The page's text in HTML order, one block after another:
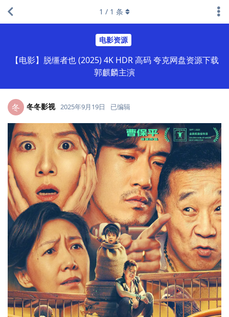
电影资源
【电影】脱缰者也 (2025) 4K HDR 高码 夸克网盘资源下载
郭麒麟主演
1 / 1 条
冬 冬冬影视 2025年9月19日 已编辑